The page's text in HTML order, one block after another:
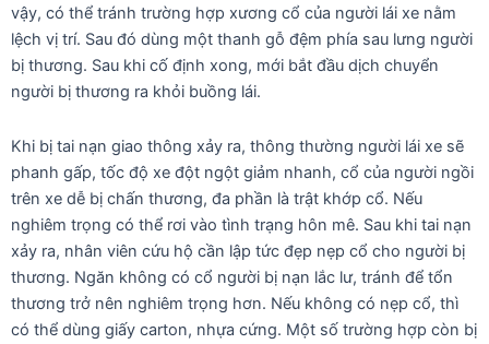
vậy, có thể tránh trường hợp xương cổ của người lái xe nằm
lệch vị trí. Sau đó dùng một thanh gỗ đệm phía sau lưng người
bị thương. Sau khi cố định xong, mới bắt đầu dịch chuyển
người bị thương ra khỏi buồng lái.
Khi bị tai nạn giao thông xảy ra, thông thường người lái xe sẽ
phanh gấp, tốc độ xe đột ngột giảm nhanh, cổ của người ngồi
trên xe dễ bị chấn thương, đa phần là trật khớp cổ. Nếu
nghiêm trọng có thể rơi vào tình trạng hôn mê. Sau khi tai nạn
xảy ra, nhân viên cứu hộ cần lập tức đẹp nẹp cổ cho người bị
thương. Ngăn không có cổ người bị nạn lắc lư, tránh để tổn
thương trở nên nghiêm trọng hơn. Nếu không có nẹp cổ, thì
có thể dùng giấy carton, nhựa cứng. Một số trường hợp còn bị